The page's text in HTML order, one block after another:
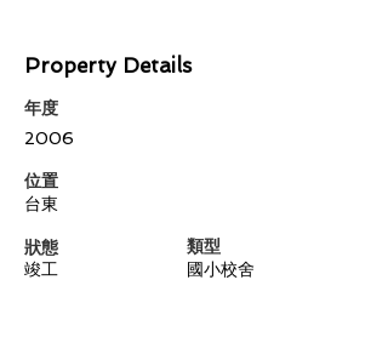
Property Details
年度
2006
​位置
台東
狀態
竣工
類型
國小校舍